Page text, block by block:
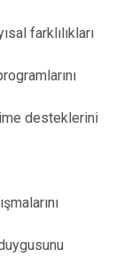
farklılıkları
desteklerini